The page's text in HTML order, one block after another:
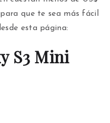
que te sea más fácil
esta página:
S3 Mini